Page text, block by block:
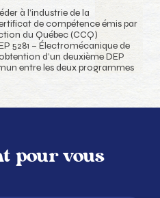
à l’industrie de la
de compétence émis par
du Québec (CCQ)
5281 – Électromécanique de
d’un deuxième DEP
entre les deux programmes
pour vous